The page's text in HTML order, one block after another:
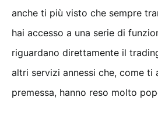
anche ti più visto che sempre
hai accesso a una serie di
riguardano direttamente il
altri servizi annessi che, come ti
premessa, hanno reso molto